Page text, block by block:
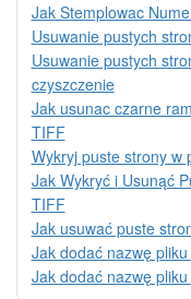
Jak Stemplowac
Usuwanie pustych
Usuwanie pustych
czyszczenie
Jak usunac czarne
TIFF
Wykryj puste strony w
Jak Wykryć i Usunąć
TIFF
Jak usuwać puste
Jak dodać nazwę
Jak dodać nazwę